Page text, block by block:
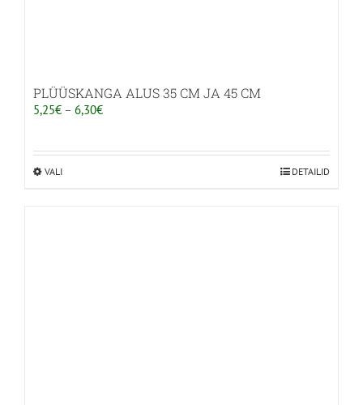
PLÜÜSKANGA ALUS 35 CM JA 45 CM
5,25€ – 6,30€Hinnavahemik:
kuni
VALISellel
DETAILID